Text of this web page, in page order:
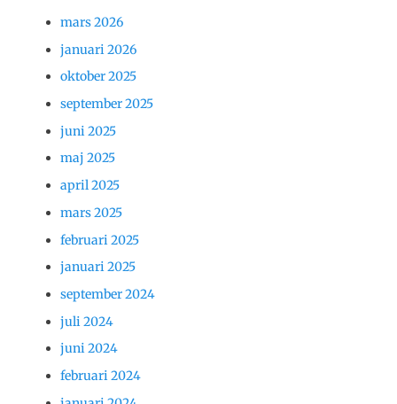
mars 2026
januari 2026
oktober 2025
september 2025
juni 2025
maj 2025
april 2025
mars 2025
februari 2025
januari 2025
september 2024
juli 2024
juni 2024
februari 2024